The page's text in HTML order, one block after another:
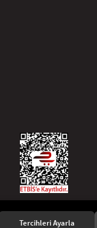
Tercihleri Ayarla